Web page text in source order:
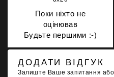
Поки ніхто не
оцінював
Будьте першими :-)
ДОДАТИ ВІДГУК
Залиште Ваше запитання або